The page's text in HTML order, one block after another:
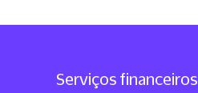
Serviços financeiros